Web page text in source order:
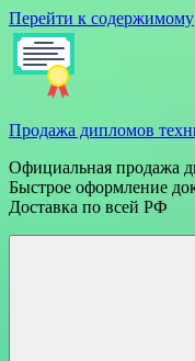
Перейти к содержимому
Продажа дипломов
Официальная продажа
Быстрое оформление
Доставка по всей РФ